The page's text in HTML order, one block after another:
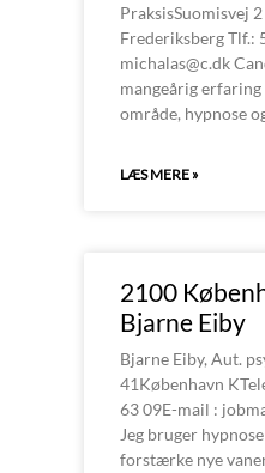
PraksisSuomisvej
Frederiksberg Tlf.:
michalas@c.dk
mangeårig
område, hypnose
LÆS MERE »
2100
Bjarne Eiby
Bjarne Eiby, Aut.
41København
63 09E-mail :
Jeg bruger
forstærke nye